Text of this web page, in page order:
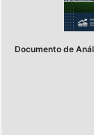
Documento de